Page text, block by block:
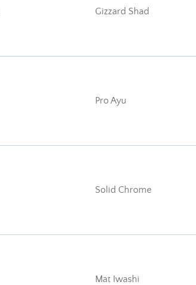
Gizzard Shad
Pro Ayu
Solid Chrome
Mat Iwashi